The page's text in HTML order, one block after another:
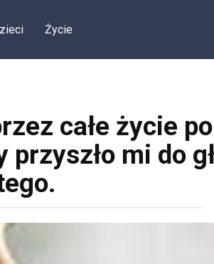
Życie
całe życie
mi do